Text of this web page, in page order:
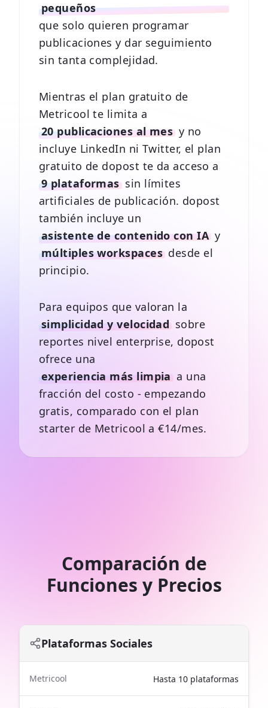
pequeños
que solo quieren programar
publicaciones y dar seguimiento
sin tanta complejidad.
Mientras el plan gratuito de
Metricool te limita a
20 publicaciones al mes y no
incluye LinkedIn ni Twitter, el plan
gratuito de dopost te da acceso a
9 plataformassin límites
artificiales de publicación. dopost
también incluye un
asistente de contenido con IA y
múltiples workspaces desde el
principio.
Para equipos que valoran la
simplicidad y velocidad sobre
reportes nivel enterprise, dopost
ofrece una
experiencia más limpia a una
fracción del costo - empezando
gratis, comparado con el plan
starter de Metricool a €14/mes.
Comparación de
Funciones y Precios
Plataformas Sociales
Metricool Hasta 10 plataformas